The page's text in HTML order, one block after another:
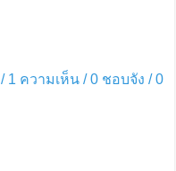
1 ความเห็น /0ชอบจัง /0